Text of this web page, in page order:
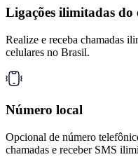
Ligações ilimitadas do
Realize e receba chamadas
celulares no Brasil.
Número local
Opcional de número
chamadas e receber SMS